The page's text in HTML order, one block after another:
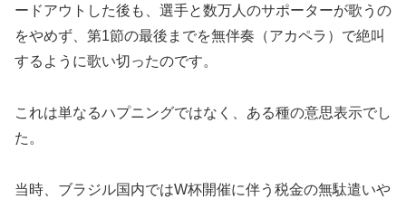
ードアウトした後も、選手と数万人のサポーターが歌うの
をやめず、第1節の最後までを無伴奏（アカペラ）で絶叫
するように歌い切ったのです。
これは単なるハプニングではなく、ある種の意思表示でし
た。
当時、ブラジル国内ではW杯開催に伴う税金の無駄遣いや